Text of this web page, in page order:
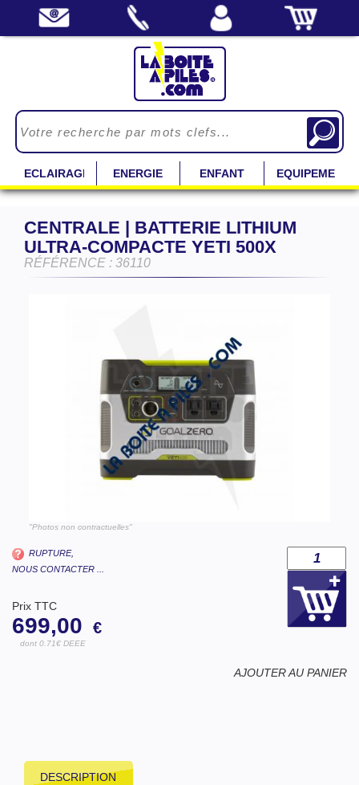
ECLAIRAGE ENERGIE ENFANT EQUIPEMENT
CENTRALE | BATTERIE LITHIUM
ULTRA-COMPACTE YETI 500X
RÉFÉRENCE : 36110
"Photos non contractuelles"
RUPTURE,
NOUS CONTACTER ...
Prix TTC
699,00 €
dont 0.71€ DEEE
AJOUTER AU PANIER
DESCRIPTION